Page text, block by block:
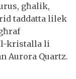
għalik,
taddatta lilek
kristalla li
Aurora Quartz.